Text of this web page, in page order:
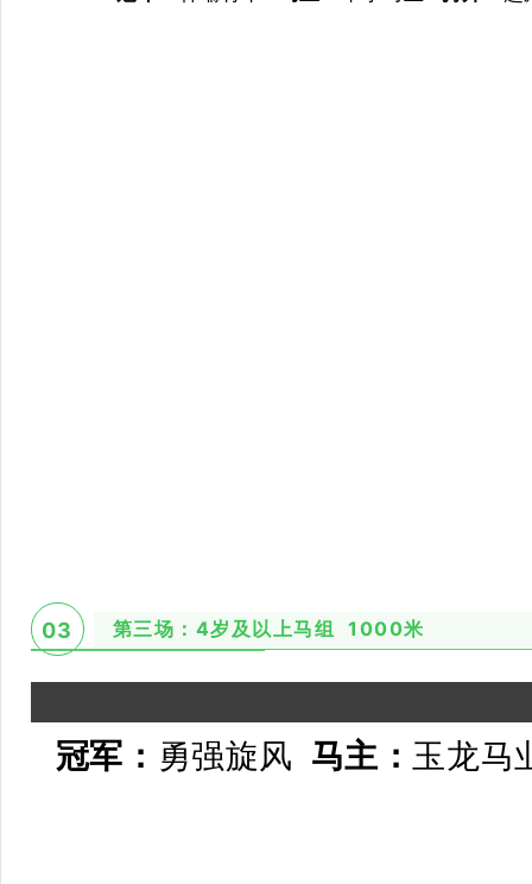
03 第三场：4岁及以上马组 1000米
冠军： 勇强旋风 马主： 玉龙马